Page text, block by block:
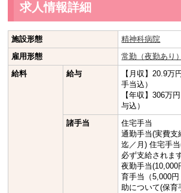
求人情報詳細
施設形態
精神科病院
雇用形態
常勤（夜勤あり）
給料
給与
【月収】20.9万
手当込）
【年収】306万
与込）
諸手当
住宅手当
通勤手当(実費
迄／月) 住宅手
必ず支給されま
夜勤手当
育手当（5,000
助について(保育